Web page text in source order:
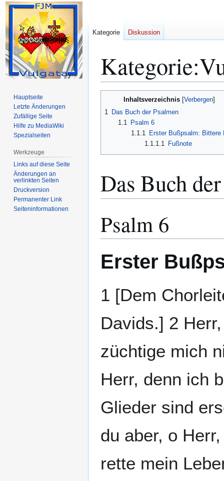
Kategorie:
Inhaltsverzeichnis
1 Das Buch der Psalmen
1.1
Psalm 6
1.1.1 Erster Bußpsalm: Bittere
1.1.1.1
Fußnote
Das Buch
Psalm 6
Erster
1 [Dem
Davids.] 2
züchtige mich
Herr, denn ich
Glieder sind
du aber, o
rette mein
Kategorie Diskussion
Hauptseite
Letzte Änderungen
Zufällige Seite
Hilfe zu MediaWiki
Spezialseiten
Werkzeuge
Links auf diese Seite
Änderungen an
verlinkten Seiten
Druckversion
Permanenter Link
Seiten­­informationen